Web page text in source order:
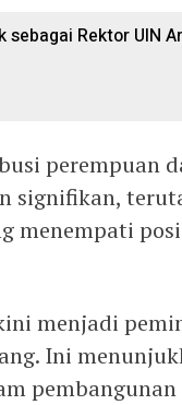
Rektor UIN
perempuan
signifikan,
menempati
menjadi
Ini